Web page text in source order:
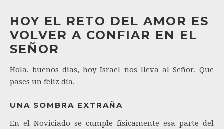
HOY EL RETO DEL AMOR ES
VOLVER A CONFIAR EN EL
SEÑOR
Hola, buenos días, hoy Israel nos lleva al Señor. Que
pases un feliz día.
UNA SOMBRA EXTRAÑA
En el Noviciado se cumple físicamente esa parte del